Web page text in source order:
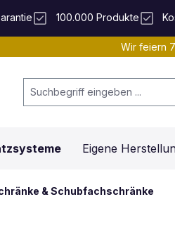
100.000 Produkte
Wir feiern
Eigene
& Schubfachschränke